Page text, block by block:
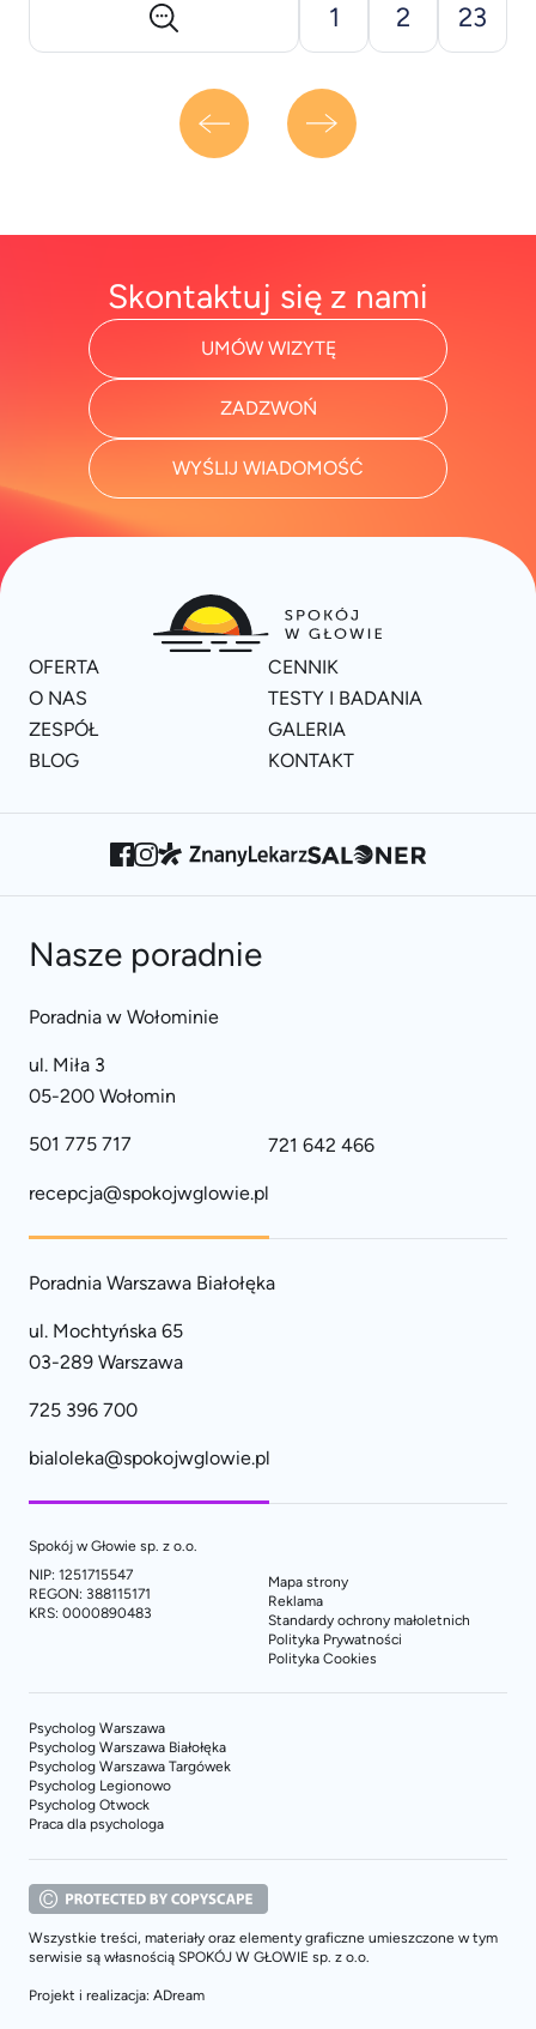
lektury. Spis treści: Makiawelizm co [&hellip;]
1 2 23
Skontaktuj się z nami
UMÓW WIZYTĘ
ZADZWOŃ
WYŚLIJ WIADOMOŚĆ
OFERTA
CENNIK
O NAS
TESTY I BADANIA
ZESPÓŁ
GALERIA
BLOG
KONTAKT
Nasze poradnie
Poradnia w Wołominie
ul. Miła 3
05-200 Wołomin
501 775 717 721 642 466
recepcja@spokojwglowie.pl
Poradnia Warszawa Białołęka
ul. Mochtyńska 65
03-289 Warszawa
725 396 700
bialoleka@spokojwglowie.pl
Spokój w Głowie sp. z o.o.
NIP: 1251715547
REGON: 388115171
KRS: 0000890483
Mapa strony
Reklama
Standardy ochrony małoletnich
Polityka Prywatności
Polityka Cookies
Psycholog Warszawa
Psycholog Warszawa Białołęka
Psycholog Warszawa Targówek
Psycholog Legionowo
Psycholog Otwock
Praca dla psychologa
Wszystkie treści, materiały oraz elementy graficzne umieszczone w tym
serwisie są własnością SPOKÓJ W GŁOWIE sp. z o.o.
Projekt i realizacja: ADream